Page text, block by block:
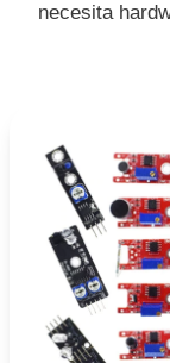
necesita